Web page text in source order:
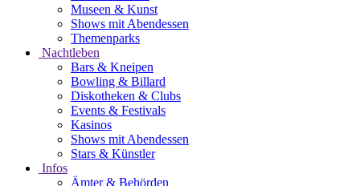
Museen & Kunst
Shows mit Abendessen
Themenparks
Nachtleben
Bars & Kneipen
Bowling & Billard
Diskotheken & Clubs
Events & Festivals
Kasinos
Shows mit Abendessen
Stars & Künstler
Infos
Ämter & Behörden